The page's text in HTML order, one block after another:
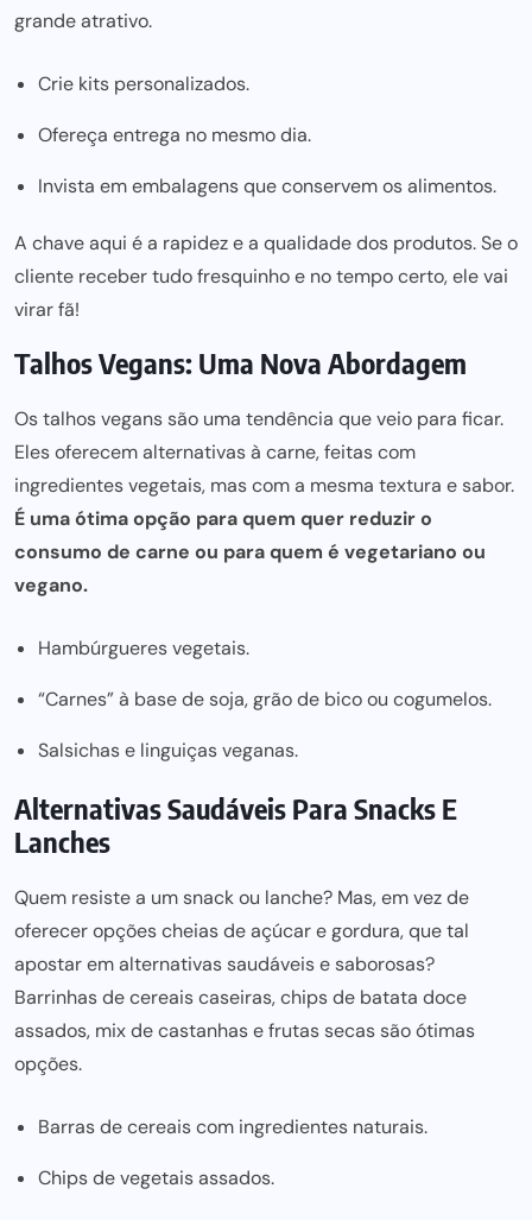
grande atrativo.
Crie kits personalizados.
Ofereça entrega no mesmo dia.
Invista em embalagens que conservem os alimentos.
A chave aqui é a rapidez e a qualidade dos produtos. Se o
cliente receber tudo fresquinho e no tempo certo, ele vai
virar fã!
Talhos Vegans: Uma Nova Abordagem
Os talhos vegans são uma tendência que veio para ficar.
Eles oferecem alternativas à carne, feitas com
ingredientes vegetais, mas com a mesma textura e sabor.
É uma ótima opção para quem quer reduzir o
consumo de carne ou para quem é vegetariano ou
vegano.
Hambúrgueres vegetais.
“Carnes” à base de soja, grão de bico ou cogumelos.
Salsichas e linguiças veganas.
Alternativas Saudáveis Para Snacks E
Lanches
Quem resiste a um snack ou lanche? Mas, em vez de
oferecer opções cheias de açúcar e gordura, que tal
apostar em alternativas saudáveis e saborosas?
Barrinhas de cereais caseiras, chips de batata doce
assados, mix de castanhas e frutas secas são ótimas
opções.
Barras de cereais com ingredientes naturais.
Chips de vegetais assados.